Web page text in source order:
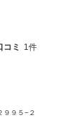
コミ 1件
９９５−２